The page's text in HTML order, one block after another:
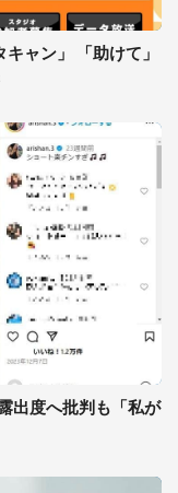
ャン」 「助けて」
出度へ批判も「私が